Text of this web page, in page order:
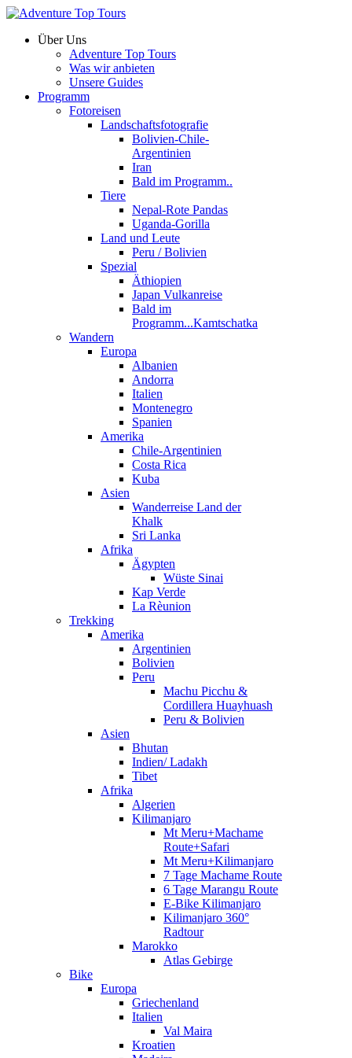
Über Uns
Adventure Top Tours
Was wir anbieten
Unsere Guides
Programm
Fotoreisen
Landschaftsfotografie
Bolivien-Chile-
Argentinien
Iran
Bald im Programm..
Tiere
Nepal-Rote Pandas
Uganda-Gorilla
Land und Leute
Peru / Bolivien
Spezial
Äthiopien
Japan Vulkanreise
Bald im
Programm...Kamtschatka
Wandern
Europa
Albanien
Andorra
Italien
Montenegro
Spanien
Amerika
Chile-Argentinien
Costa Rica
Kuba
Asien
Wanderreise Land der
Khalk
Sri Lanka
Afrika
Ägypten
Wüste Sinai
Kap Verde
La Rèunion
Trekking
Amerika
Argentinien
Bolivien
Peru
Machu Picchu &
Cordillera Huayhuash
Peru & Bolivien
Asien
Bhutan
Indien/ Ladakh
Tibet
Afrika
Algerien
Kilimanjaro
Mt Meru+Machame
Route+Safari
Mt Meru+Kilimanjaro
7 Tage Machame Route
6 Tage Marangu Route
E-Bike Kilimanjaro
Kilimanjaro 360°
Radtour
Marokko
Atlas Gebirge
Bike
Europa
Griechenland
Italien
Val Maira
Kroatien